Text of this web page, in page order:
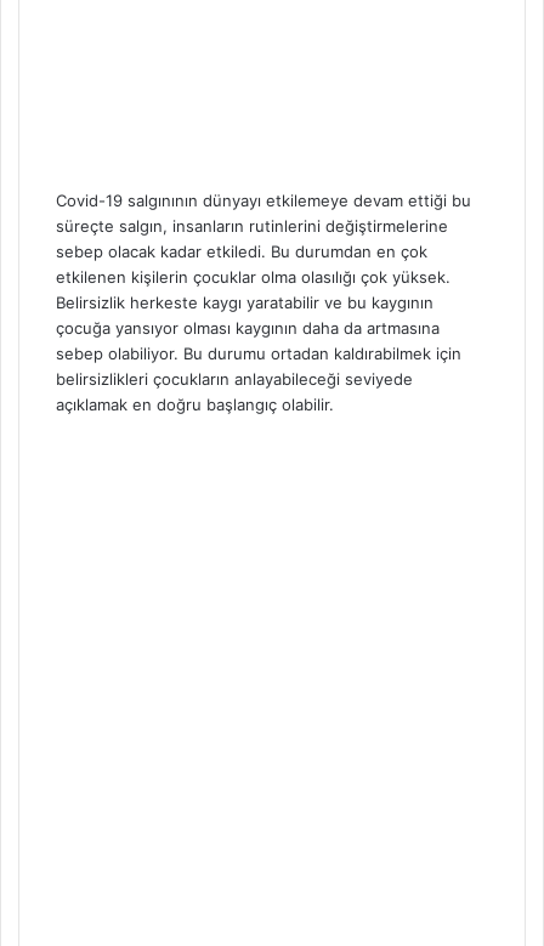
Covid-19 salgınının dünyayı etkilemeye devam ettiği bu
süreçte salgın, insanların rutinlerini değiştirmelerine
sebep olacak kadar etkiledi. Bu durumdan en çok
etkilenen kişilerin çocuklar olma olasılığı çok yüksek.
Belirsizlik herkeste kaygı yaratabilir ve bu kaygının
çocuğa yansıyor olması kaygının daha da artmasına
sebep olabiliyor. Bu durumu ortadan kaldırabilmek için
belirsizlikleri çocukların anlayabileceği seviyede
açıklamak en doğru başlangıç olabilir.